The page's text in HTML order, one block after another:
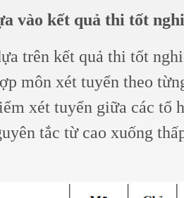
vào kết quả thi tốt
trên kết quả thi tốt
môn xét tuyển theo
xét tuyển giữa các tổ
tắc từ cao xuống